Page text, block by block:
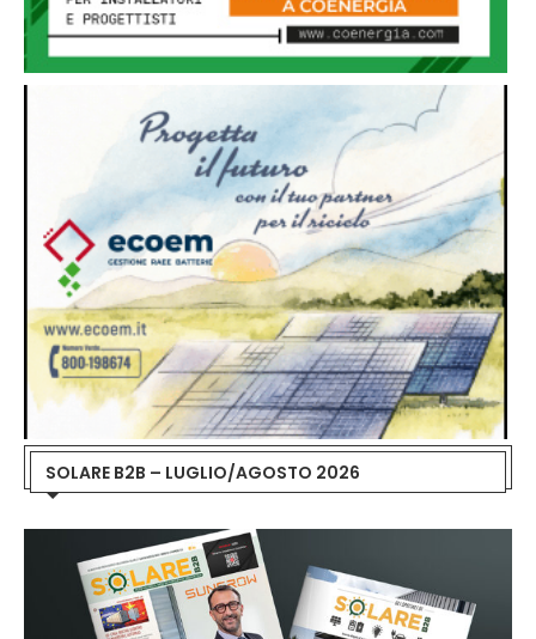
SOLARE B2B – LUGLIO/AGOSTO 2026